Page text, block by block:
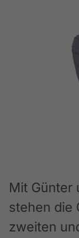
Mit Günter
stehen die
zweiten